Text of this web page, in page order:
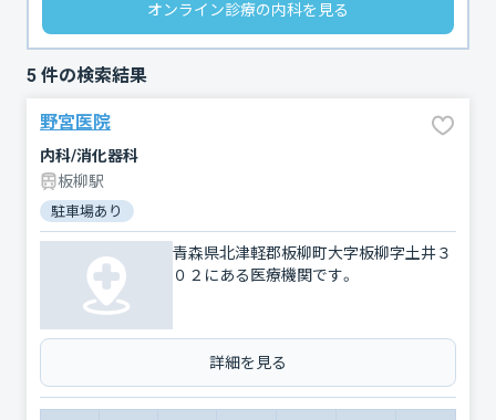
オンライン診療の内科を見る
5 件の検索結果
野宮医院
内科/消化器科
板柳駅
駐車場あり
青森県北津軽郡板柳町大字板柳字土井３
０２にある医療機関です。
詳細を見る